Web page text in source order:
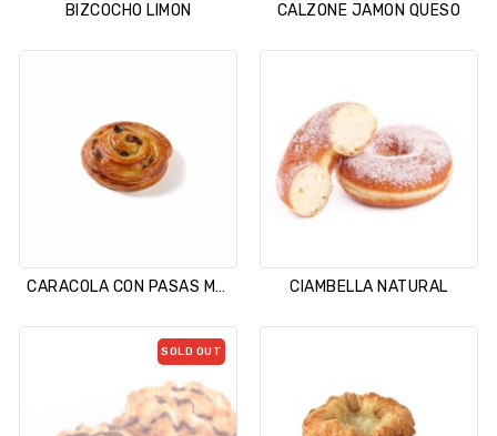
BIZCOCHO LIMON CALZONE JAMON QUESO
CARACOLA CON PASAS MAISON CIAMBELLA NATURAL
SOLD OUT